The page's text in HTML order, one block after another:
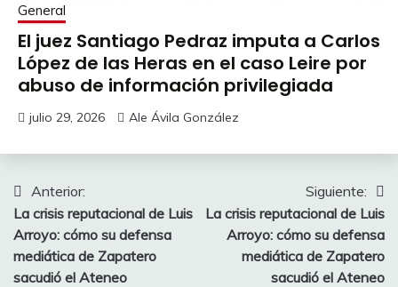
General
El juez Santiago Pedraz imputa a Carlos
López de las Heras en el caso Leire por
abuso de información privilegiada
julio 29, 2026 Ale Ávila González
Navegación
de
entradas
Anterior:
La crisis reputacional de Luis
Arroyo: cómo su defensa
mediática de Zapatero
sacudió el Ateneo
Siguiente:
La crisis reputacional de Luis
Arroyo: cómo su defensa
mediática de Zapatero
sacudió el Ateneo